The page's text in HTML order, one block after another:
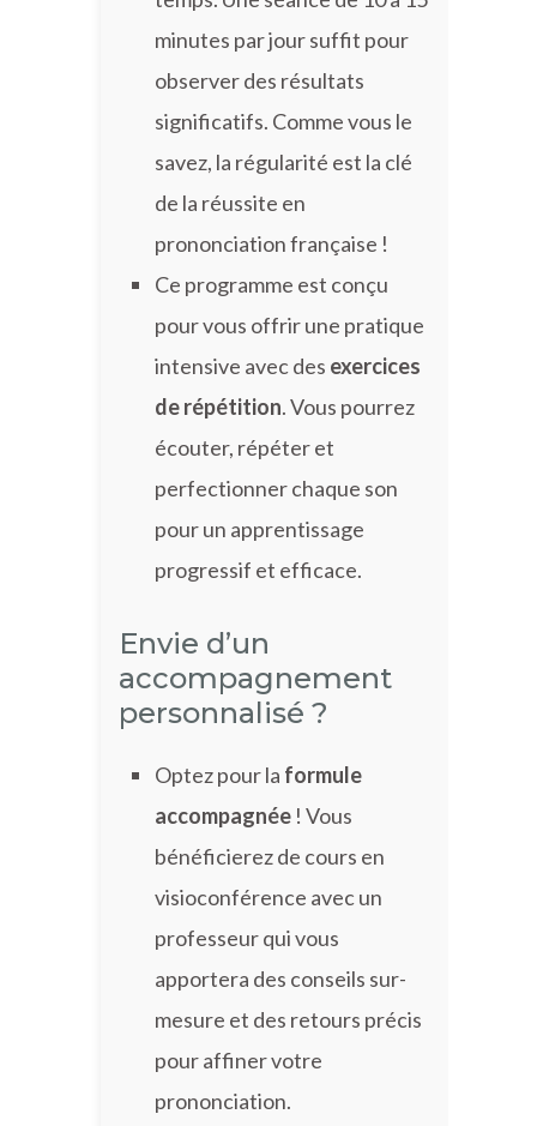
minutes par jour suffit pour
observer des résultats
significatifs. Comme vous le
savez, la régularité est la clé
de la réussite en
prononciation française !
Ce programme est conçu
pour vous offrir une pratique
intensive avec des exercices
de répétition. Vous pourrez
écouter, répéter et
perfectionner chaque son
pour un apprentissage
progressif et efficace.
Envie d’un
accompagnement
personnalisé ?
Optez pour la formule
accompagnée ! Vous
bénéficierez de cours en
visioconférence avec un
professeur qui vous
apportera des conseils sur-
mesure et des retours précis
pour affiner votre
prononciation.